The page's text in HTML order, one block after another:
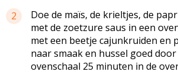
2
Doe de maïs, de krieltjes, de
met de zoetzure saus in een
met een beetje cajunkruiden en
naar smaak en hussel goed
ovenschaal 25 minuten in de